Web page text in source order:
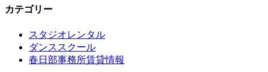
カテゴリー
スタジオレンタル
ダンススクール
春日部事務所賃貸情報